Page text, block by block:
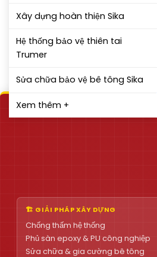
Xây dựng hoàn thiện Sika
Hệ thống bảo vệ thiên tai
Trumer
Sửa chữa bảo vệ bê tông Sika
Xem thêm +
🏗 GIẢI PHÁP XÂY DỰNG
Chống thấm hệ thống
Phủ sàn epoxy & PU công nghiệp
Sửa chữa & gia cường bê tông